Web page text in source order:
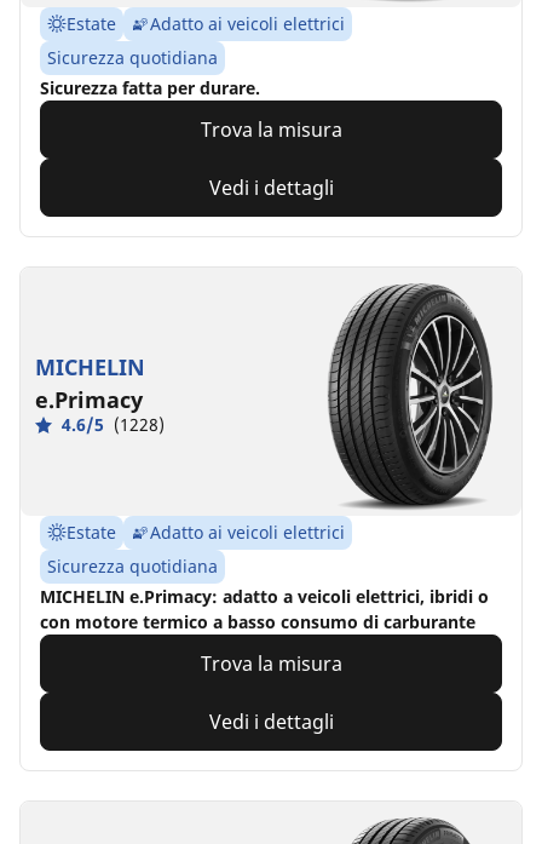
Estate
Adatto ai veicoli elettrici
Sicurezza quotidiana
Sicurezza fatta per durare.
Trova la misura
Vedi i dettagli
MICHELIN
e.Primacy
4.6/5 (1228)
Estate
Adatto ai veicoli elettrici
Sicurezza quotidiana
MICHELIN e.Primacy: adatto a veicoli elettrici, ibridi o
con motore termico a basso consumo di carburante
Trova la misura
Vedi i dettagli